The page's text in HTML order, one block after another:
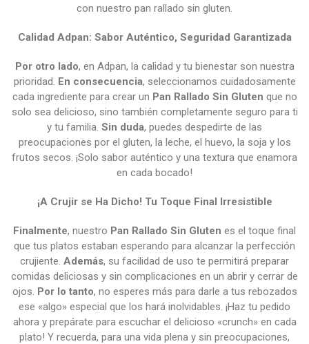
con nuestro pan rallado sin gluten.
Calidad Adpan: Sabor Auténtico, Seguridad Garantizada
Por otro lado, en Adpan, la calidad y tu bienestar son nuestra
prioridad. En consecuencia, seleccionamos cuidadosamente
cada ingrediente para crear un Pan Rallado Sin Gluten que no
solo sea delicioso, sino también completamente seguro para ti
y tu familia. Sin duda, puedes despedirte de las
preocupaciones por el gluten, la leche, el huevo, la soja y los
frutos secos. ¡Solo sabor auténtico y una textura que enamora
en cada bocado!
¡A Crujir se Ha Dicho! Tu Toque Final Irresistible
Finalmente, nuestro Pan Rallado Sin Gluten es el toque final
que tus platos estaban esperando para alcanzar la perfección
crujiente. Además, su facilidad de uso te permitirá preparar
comidas deliciosas y sin complicaciones en un abrir y cerrar de
ojos. Por lo tanto, no esperes más para darle a tus rebozados
ese «algo» especial que los hará inolvidables. ¡Haz tu pedido
ahora y prepárate para escuchar el delicioso «crunch» en cada
plato! Y recuerda, para una vida plena y sin preocupaciones,